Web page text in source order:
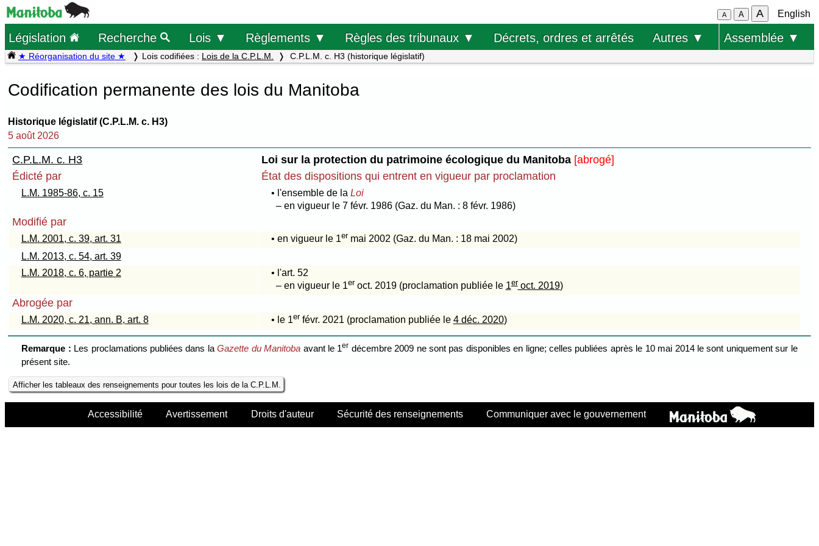
A A A English
Législation Recherche Lois ▼ Règlements ▼ Règles des tribunaux ▼ Décrets, ordres et arrêtés Autres ▼ Assemblée ▼
★ Réorganisation du site ★ Lois codifiées : Lois de la C.P.L.M. C.P.L.M. c. H3 (historique législatif)
Codification permanente des lois du Manitoba
Historique législatif (C.P.L.M. c. H3)
5 août 2026
C.P.L.M. c. H3 Loi sur la protection du patrimoine écologique du Manitoba [abrogé]
Édicté par
État des dispositions qui entrent en vigueur par proclamation
L.M. 1985-86, c. 15 • l'ensemble de la Loi
– en vigueur le 7 févr. 1986 (Gaz. du Man. : 8 févr. 1986)
Modifié par
L.M. 2001, c. 39, art. 31 • en vigueur le 1er mai 2002 (Gaz. du Man. : 18 mai 2002)
L.M. 2013, c. 54, art. 39
L.M. 2018, c. 6, partie 2
• l'art. 52
– en vigueur le 1er oct. 2019 (proclamation publiée le 1eroct. 2019)
Abrogée par
L.M. 2020, c. 21, ann. B, art. 8 • le 1er févr. 2021 (proclamation publiée le 4 déc. 2020)
Remarque : Les proclamations publiées dans laGazette du Manitoba avant le 1er décembre 2009 ne sont pas disponibles en ligne; celles publiées après le 10 mai 2014 le sont uniquement sur le
présent site.
Afficher les tableaux des renseignements pour toutes les lois de la C.P.L.M.
Accessibilité Avertissement Droits d'auteur Sécurité des renseignements Communiquer avec le gouvernement